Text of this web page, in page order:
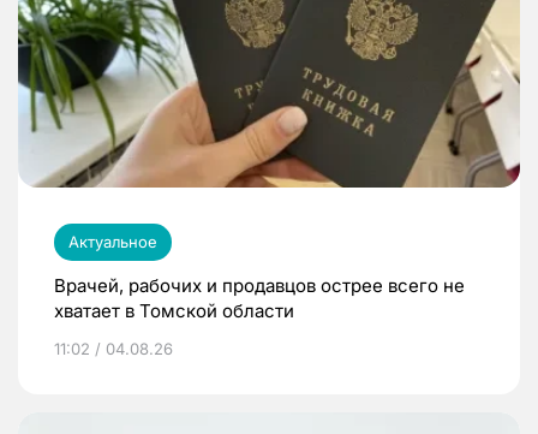
Актуальное
Врачей, рабочих и продавцов острее всего не
хватает в Томской области
11:02 / 04.08.26